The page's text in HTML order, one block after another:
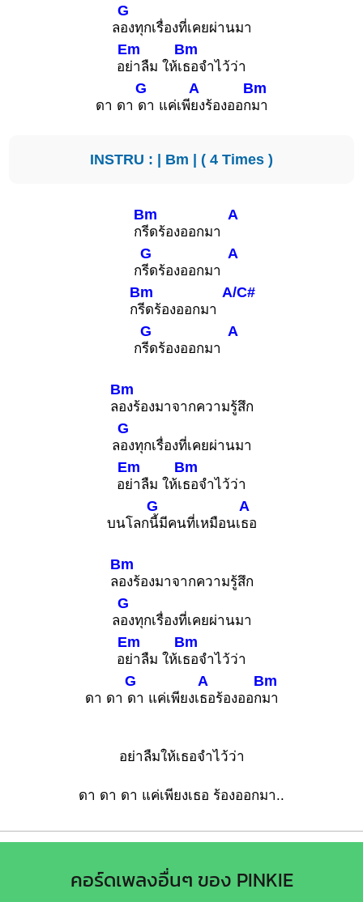
ล
G
องทุกเรื่องที่เคยผ่านมา
อ
Em
ย่าลืม ให้เ
Bm
ธอจำไว้ว่า
ดา ดา
G
ดา แค่เพี
A
ยงร้องออก
Bm
มา
INSTRU : | Bm | ( 4 Times )
ก
Bm
รีดร้องออกมา
A
ก
G
รีดร้องออกมา
A
ก
Bm
รีดร้องออกมา
A/C#
ก
G
รีดร้องออกมา
A
ล
Bm
องร้องมาจากความรู้สึก
ล
G
องทุกเรื่องที่เคยผ่านมา
อ
Em
ย่าลืม ให้เ
Bm
ธอจำไว้ว่า
บนโลก
G
นี้มีคนที่เหมือนเ
A
ธอ
ล
Bm
องร้องมาจากความรู้สึก
ล
G
องทุกเรื่องที่เคยผ่านมา
อ
Em
ย่าลืม ให้เ
Bm
ธอจำไว้ว่า
ดา ดา
G
ดา แค่เพียงเ
A
ธอร้องออก
Bm
มา
อย่าลืมให้เธอจำไว้ว่า
ดา ดา ดา แค่เพียงเธอ ร้องออกมา..
คอร์ดเพลงอื่นๆ ของ PINKIE